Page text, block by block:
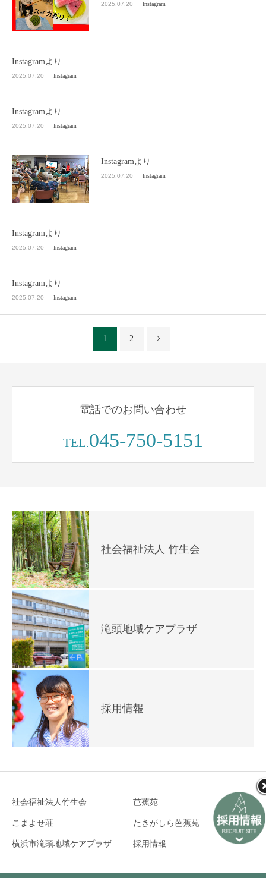
2025.07.20 Instagram
Instagramより
2025.07.20 Instagram
Instagramより
2025.07.20 Instagram
Instagramより
2025.07.20 Instagram
Instagramより
2025.07.20 Instagram
Instagramより
2025.07.20 Instagram
1 2
電話でのお問い合わせ
TEL.045-750-5151
社会福祉法人 竹生会
滝頭地域ケアプラザ
採用情報
社会福祉法人竹生会 芭蕉苑
こまよせ荘 たきがしら芭蕉苑
横浜市滝頭地域ケアプラザ 採用情報